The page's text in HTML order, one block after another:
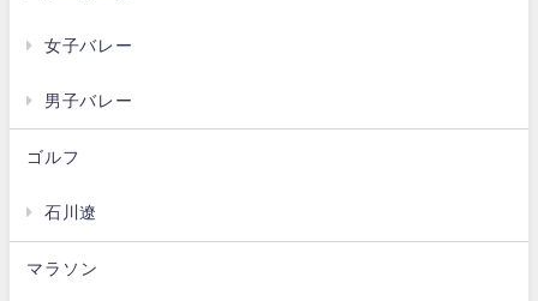
女子バレー
男子バレー
ゴルフ
石川遼
マラソン